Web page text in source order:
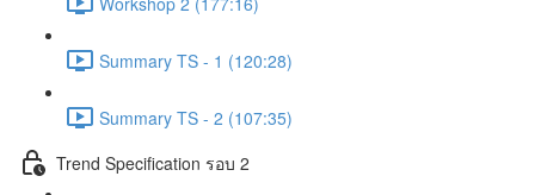
Summary TS - 1 (120:28)
Summary TS - 2 (107:35)
Trend Specification รอบ 2